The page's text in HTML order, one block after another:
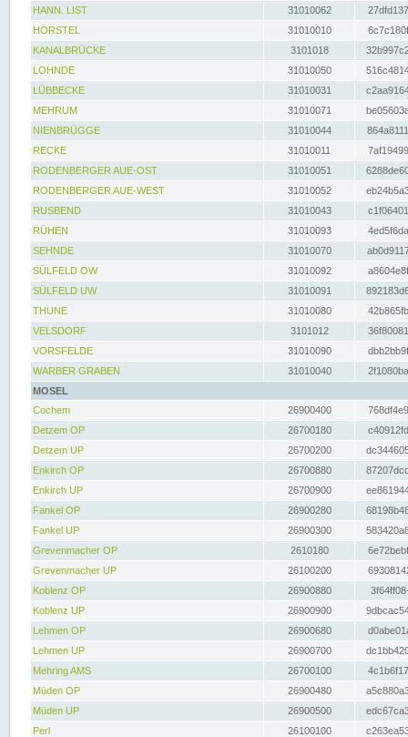
HANN. LIST
31010062
HÖRSTEL
31010010
KANALBRÜCKE
3101018
LOHNDE
31010050
LÜBBECKE
31010031
MEHRUM
31010071
NIENBRÜGGE
31010044
RECKE
31010011
RODENBERGER AUE-OST
31010051
RODENBERGER AUE-WEST
31010052
RUSBEND
31010043
RÜHEN
31010093
SEHNDE
31010070
SÜLFELD OW
31010092
SÜLFELD UW
31010091
THUNE
31010080
VELSDORF
3101012
VORSFELDE
31010090
WARBER GRABEN
31010040
MOSEL
Cochem
26900400
Detzem OP
26700180
Detzem UP
26700200
Enkirch OP
26700880
Enkirch UP
26700900
Fankel OP
26900280
Fankel UP
26900300
Grevenmacher OP
2610180
Grevenmacher UP
26100200
Koblenz OP
26900880
Koblenz UP
26900900
Lehmen OP
26900680
Lehmen UP
26900700
Mehring AMS
26700100
Müden OP
26900480
Müden UP
26900500
Perl
26100100